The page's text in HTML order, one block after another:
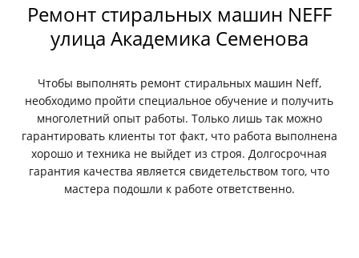
Ремонт стиральных машин NEFF
улица Академика Семенова
Чтобы выполнять ремонт стиральных машин Neff,
необходимо пройти специальное обучение и получить
многолетний опыт работы. Только лишь так можно
гарантировать клиенты тот факт, что работа выполнена
хорошо и техника не выйдет из строя. Долгосрочная
гарантия качества является свидетельством того, что
мастера подошли к работе ответственно.